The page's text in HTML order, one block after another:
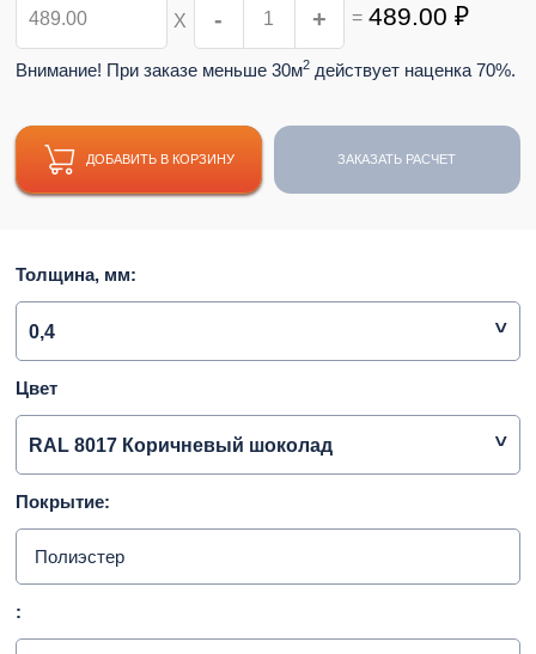
Х - + = 489.00 ₽
Внимание! При заказе меньше 30м2 действует наценка 70%.
ДОБАВИТЬ В КОРЗИНУ ЗАКАЗАТЬ РАСЧЕТ
Толщина, мм:
0,4
Цвет
RAL 8017 Коричневый шоколад
Покрытие:
Полиэстер
: